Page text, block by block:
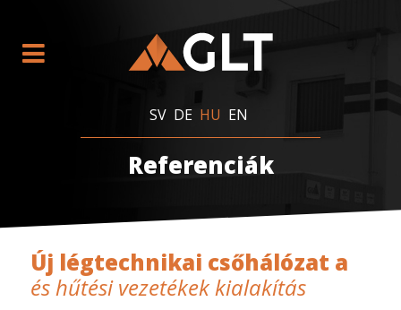
SV DE HU EN
Referenciák
Új légtechnikai csőhálózat a
és hűtési vezetékek kialakítás